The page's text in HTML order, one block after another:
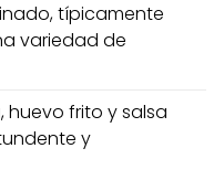
‍típicamente
variedad⁤ de
huevo ‍frito y salsa
y